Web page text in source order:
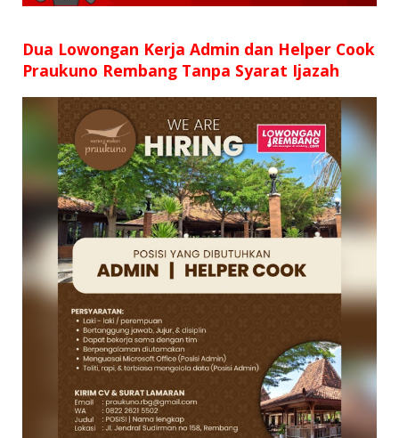
Dua Lowongan Kerja Admin dan Helper Cook
Praukuno Rembang Tanpa Syarat Ijazah